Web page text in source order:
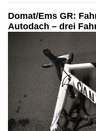
Domat/Ems GR:
Autodach – drei